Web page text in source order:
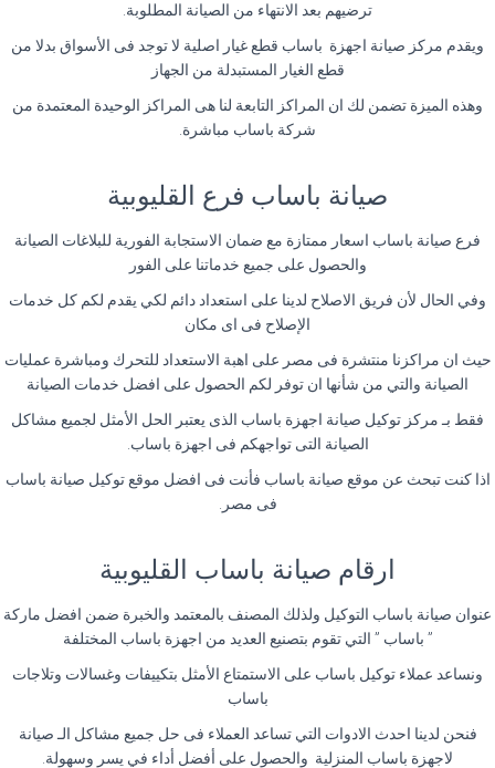
ترضيهم بعد الانتهاء من الصيانة المطلوبة.
ويقدم مركز صيانة اجهزة باساب قطع غيار اصلية لا توجد فى الأسواق بدلا من
قطع الغيار المستبدلة من الجهاز
وهذه الميزة تضمن لك ان المراكز التابعة لنا هى المراكز الوحيدة المعتمدة من
شركة باساب مباشرة.
صيانة باساب فرع القليوبية
فرع صيانة باساب اسعار ممتازة مع ضمان الاستجابة الفورية للبلاغات الصيانة
والحصول على جميع خدماتنا على الفور
وفي الحال لأن فريق الاصلاح لدينا على استعداد دائم لكي يقدم لكم كل خدمات
الإصلاح فى اى مكان
حيث ان مراكزنا منتشرة فى مصر على اهبة الاستعداد للتحرك ومباشرة عمليات
الصيانة والتي من شأنها ان توفر لكم الحصول على افضل خدمات الصيانة
فقط بـ مركز توكيل صيانة اجهزة باساب الذى يعتبر الحل الأمثل لجميع مشاكل
الصيانة التى تواجهكم فى اجهزة باساب.
اذا كنت تبحث عن موقع صيانة باساب فأنت فى افضل موقع توكيل صيانة باساب
فى مصر.
ارقام صيانة باساب القليوبية
عنوان صيانة باساب التوكيل ولذلك المصنف بالمعتمد والخبرة ضمن افضل ماركة
” باساب ” التي تقوم بتصنيع العديد من اجهزة باساب المختلفة
ونساعد عملاء توكيل باساب على الاستمتاع الأمثل بتكييفات وغسالات وتلاجات
باساب
فنحن لدينا احدث الادوات التي تساعد العملاء فى حل جميع مشاكل الـ صيانة
لاجهزة باساب المنزلية والحصول على أفضل أداء في يسر وسهولة.